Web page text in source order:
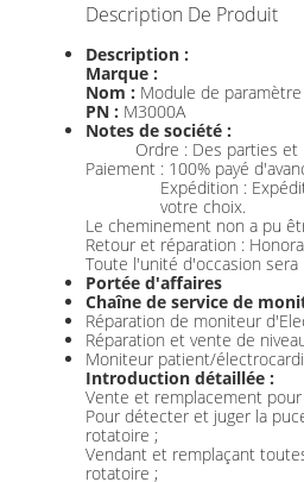
Description De Produit
Description :
Marque :
Nom : Module de
PN : M3000A
Notes de société :
Ordre : Des parties
Paiement : 100% payé
Expédition :
votre choix.
Le cheminement non a pu
Retour et réparation :
Toute l'unité d'occasion
Portée d'affaires
Chaîne de service de
Réparation de moniteur
Réparation et vente de
Moniteur patient/
Introduction détaillée :
Vente et remplacement
Pour détecter et juger la
rotatoire ;
Vendant et remplaçant
rotatoire ;